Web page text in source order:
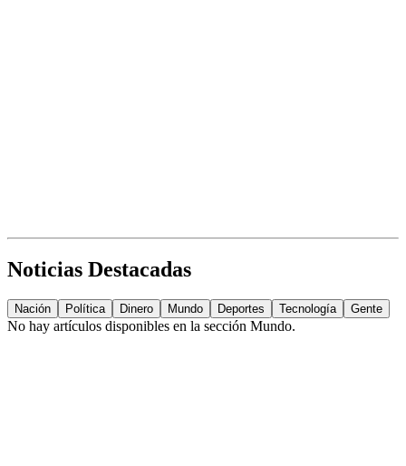
Noticias Destacadas
Nación Política Dinero Mundo Deportes Tecnología Gente
No hay artículos disponibles en la sección Mundo.